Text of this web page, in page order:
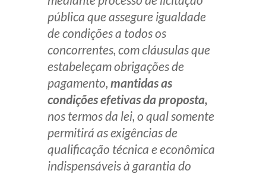
Diferenciais
Receba por RSS
Av. Sete de Setembro, 4698
Batel Curitiba/PR CEP80240-000
Telefone (41) 2109-8666
Whatsapp (41) 98881-6616
pública que assegure igualdade
de condições a todos os
concorrentes, com cláusulas que
estabeleçam obrigações de
pagamento, mantidas as
condições efetivas da proposta,
nos termos da lei, o qual somente
permitirá as exigências de
qualificação técnica e econômica
indispensáveis à garantia do